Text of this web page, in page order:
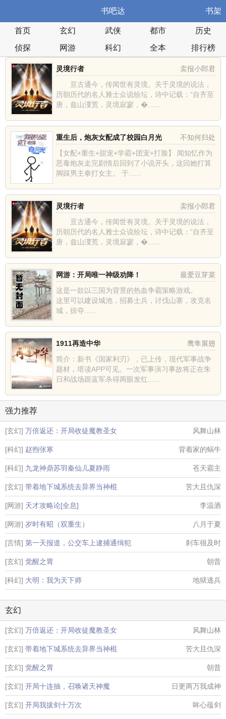
书吧达 书架
首页 玄幻 武侠 都市
历史
侦探
网游 科幻 全本 排行榜
卖报小郎君
灵境行者
亘古通今，传闻世有灵境。关于灵境的说法，
历朝历代的名人雅士众说纷坛，诗中记载：“自齐至
唐，兹山濅荒，灵境寂寥，�......
不知何归处
重生后，炮灰女配成了校园白月光
【女配+重生+甜宠+学霸+团宠+打脸】 闻知忆作为
恶毒炮灰走完剧情后回到了小说开头，这回她打算
脚踩男主拳打女主。 于......
卖报小郎君
灵境行者
亘古通今，传闻世有灵境。关于灵境的说法，
历朝历代的名人雅士众说纷坛，诗中记载：“自齐至
唐，兹山濅荒，灵境寂寥，�......
最爱豆芽菜
网游：开局唯一神级劝降！
这是一款以三国为背景的热血争霸策略游戏。
这里可以建设城池，招募士兵，讨伐山寨，攻克名
城，掠夺......
鹰隼展翅
1911再造中华
简介：新书《国家利刃》，已上传，现代军事战争
题材，塔读APP可见。一次军事演习事故将正在朱
日和战场跟蓝军杀得两眼发红......
强力推荐
[玄幻] 万倍返还：开局收徒魔教圣女 风舞山林
[科幻] 赵煦张寒 背着家的蜗牛
[科幻] 九龙神鼎苏羽秦仙儿夏静雨 苍天霸主
[玄幻] 带着地下城系统去异界当神棍 苦大且仇深
[网游] 天才攻略论[全息] 李温酒
[网游] 岁时有昭（双重生） 八月于夏
[言情] 第一天报道，公交车上逮捕通缉犯 刹车很及时
[玄幻] 觉醒之胃 朝昔
[科幻] 大明：我为天下师 地狱逃兵
玄幻
[玄幻] 万倍返还：开局收徒魔教圣女 风舞山林
[玄幻] 带着地下城系统去异界当神棍 苦大且仇深
[玄幻] 觉醒之胃 朝昔
[玄幻] 开局十连抽，召唤诸天神魔 日更两万我成神
[玄幻] 开局我拔剑十万次 眸心蕴剑